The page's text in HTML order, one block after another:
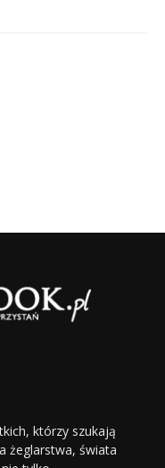
którzy szukają
żeglarstwa, świata